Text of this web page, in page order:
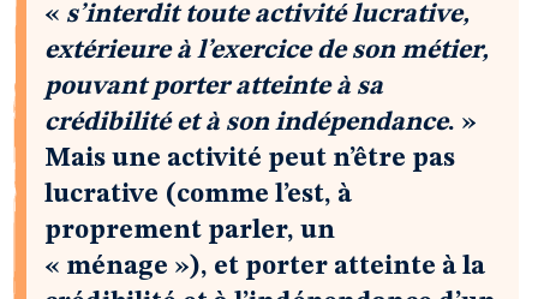
« s’interdit toute activité lucrative,
extérieure à l’exercice de son métier,
pouvant porter atteinte à sa
crédibilité et à son indépendance. »
Mais une activité peut n’être pas
lucrative (comme l’est, à
proprement parler, un
« ménage »), et porter atteinte à la